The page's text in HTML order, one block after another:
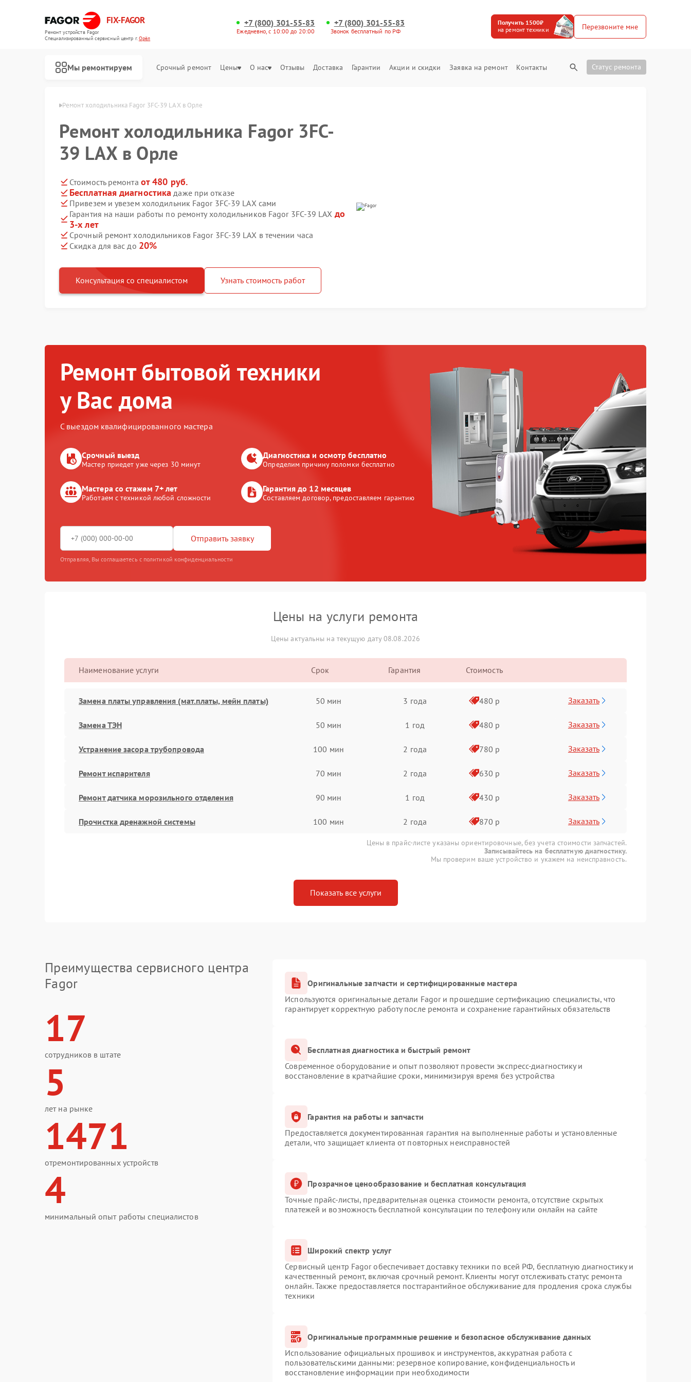
FIX-FAGOR
Ремонт устройств Fagor
Специализированный cервисный центр г.Орёл
+7 (800) 301-55-83
Ежедневно, с 10:00 до 20:00
+7 (800) 301-55-83
Звонок бесплатный по РФ
Получить 1500₽
на ремонт техники
Перезвоните мне
Мы ремонтируем Срочный ремонт Цены О нас Отзывы Доставка Гарантии Акции и скидки Заявка на ремонт Контакты Статус ремонта
Fagor в Орле Ремонт холодильника Fagor 3FC-39 LAX в Орле
Ремонт холодильника Fagor 3FC-
39 LAX в Орле
Стоимость ремонта от 480 руб.
Бесплатная диагностика даже при отказе
Привезем и увезем холодильник Fagor 3FC-39 LAX сами
Гарантия на наши работы по ремонту холодильников Fagor 3FC-39 LAX до
3-х лет
Срочный ремонт холодильников Fagor 3FC-39 LAX в течении часа
Скидка для вас до 20%
Консультация со специалистом Узнать стоимость работ
Ремонт бытовой техники
у Вас дома
С выездом квалифицированного мастера
Срочный выезд
Мастер приедет уже через 30 минут
Диагностика и осмотр бесплатно
Определим причину поломки бесплатно
Мастера со стажем 7+ лет
Работаем с техникой любой сложности
Гарантия до 12 месяцев
Составляем договор, предоставляем гарантию
Отправить заявку
Отправляя, Вы соглашаетесь с политикой конфиденциальности
Цены на услуги ремонта
Цены актуальны на текущую дату 08.08.2026
Наименование услуги Срок Гарантия Стоимость
Замена платы управления (мат.платы, мейн платы) 50 мин 3 года 480 р Заказать
Замена ТЭН 50 мин 1 год 480 р Заказать
Устранение засора трубопровода 100 мин 2 года 780 р Заказать
Ремонт испарителя 70 мин 2 года 630 р Заказать
Ремонт датчика морозильного отделения 90 мин 1 год 430 р Заказать
Прочистка дренажной системы 100 мин 2 года 870 р Заказать
Цены в прайс-листе указаны ориентировочные, без учета стоимости запчастей.
Записывайтесь на бесплатную диагностику.
Мы проверим ваше устройство и укажем на неисправность.
Показать все услуги
Преимущества сервисного центра
Fagor
17
сотрудников в штате
5
лет на рынке
1471
отремонтированных устройств
4
минимальный опыт работы специалистов
Оригинальные запчасти и сертифицированные мастера
Используются оригинальные детали Fagor и прошедшие сертификацию специалисты, что
гарантирует корректную работу после ремонта и сохранение гарантийных обязательств
Бесплатная диагностика и быстрый ремонт
Современное оборудование и опыт позволяют провести экспресс-диагностику и
восстановление в кратчайшие сроки, минимизируя время без устройства
Гарантия на работы и запчасти
Предоставляется документированная гарантия на выполненные работы и установленные
детали, что защищает клиента от повторных неисправностей
Прозрачное ценообразование и бесплатная консультация
Точные прайс-листы, предварительная оценка стоимости ремонта, отсутствие скрытых
платежей и возможность бесплатной консультации по телефону или онлайн на сайте
Широкий спектр услуг
Сервисный центр Fagor обеспечивает доставку техники по всей РФ, бесплатную диагностику и
качественный ремонт, включая срочный ремонт. Клиенты могут отслеживать статус ремонта
онлайн. Также предоставляется постгарантийное обслуживание для продления срока службы
техники
Оригинальные программные решение и безопасное обслуживание данных
Использование официальных прошивок и инструментов, аккуратная работа с
пользовательскими данными: резервное копирование, конфиденциальность и
восстановление информации при необходимости